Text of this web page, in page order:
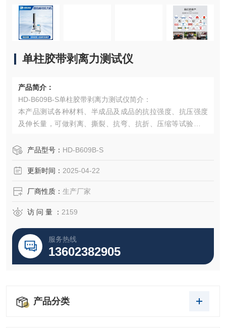
单柱胶带剥离力测试仪
产品简介：
HD-B609B-S单柱胶带剥离力测试仪简介：
本产品测试各种材料、半成品及成品的抗拉强度、抗压强度
及伸长量，可做剥离、撕裂、抗弯、抗折、压缩等试验，适
皮革等行业使用。
产品型号： HD-B609B-S
更新时间： 2025-04-22
厂商性质： 生产厂家
访 问 量 ： 2159
服务热线
13602382905
产品分类